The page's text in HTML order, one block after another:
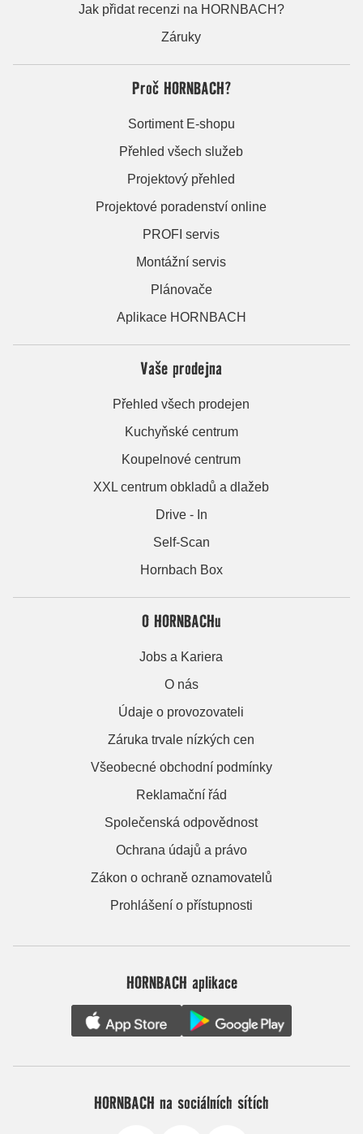
Jak přidat recenzi na HORNBACH?
Záruky
Proč HORNBACH?
Sortiment E-shopu
Přehled všech služeb
Projektový přehled
Projektové poradenství online
PROFI servis
Montážní servis
Plánovače
Aplikace HORNBACH
Vaše prodejna
Přehled všech prodejen
Kuchyňské centrum
Koupelnové centrum
XXL centrum obkladů a dlažeb
Drive - In
Self-Scan
Hornbach Box
O HORNBACHu
Jobs a Kariera
O nás
Údaje o provozovateli
Záruka trvale nízkých cen
Všeobecné obchodní podmínky
Reklamační řád
Společenská odpovědnost
Ochrana údajů a právo
Zákon o ochraně oznamovatelů
Prohlášení o přístupnosti
HORNBACH aplikace
HORNBACH na sociálních sítích